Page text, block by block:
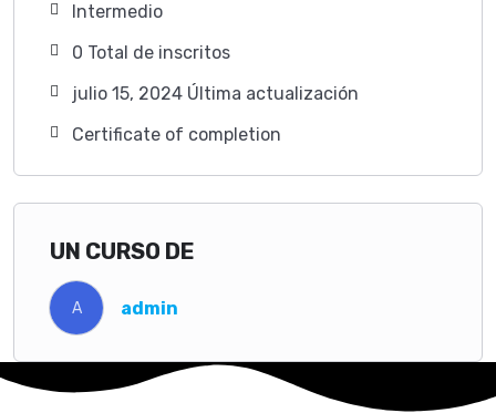
Intermedio
0 TotaI de inscritos
julio 15, 2024 Última actualización
Certificate of completion
UN CURSO DE
A admin